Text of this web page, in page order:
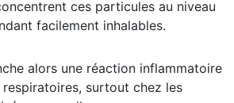
ces particules au niveau
facilement inhalables.
alors une réaction inflammatoire
surtout chez les